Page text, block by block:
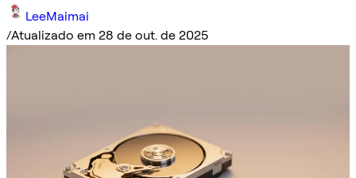
LeeMaimai
/Atualizado em 28 de out. de 2025